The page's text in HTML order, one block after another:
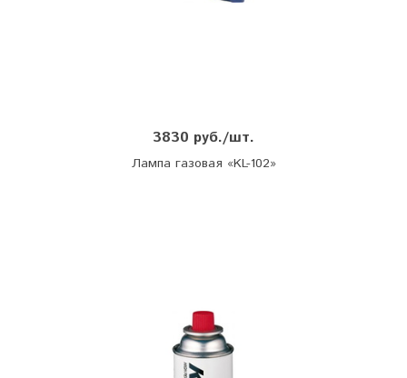
3830 руб./шт.
Лампа газовая «KL-102»